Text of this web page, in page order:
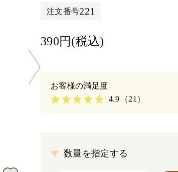
注文番号221
390円(税込)
4.9 （21）
数量を指定する